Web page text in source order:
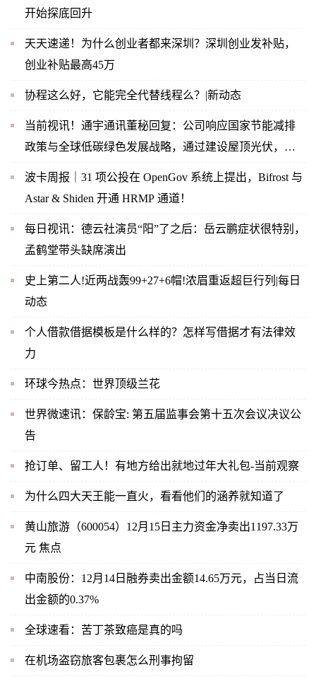
开始探底回升
天天速递！为什么创业者都来深圳？深圳创业发补贴，
创业补贴最高45万
协程这么好，它能完全代替线程么？|新动态
当前视讯！通宇通讯董秘回复：公司响应国家节能减排
政策与全球低碳绿色发展战略，通过建设屋顶光伏，实
波卡周报｜31 项公投在 OpenGov 系统上提出，Bifrost 与
Astar & Shiden 开通 HRMP 通道！
每日视讯：德云社演员“阳”了之后：岳云鹏症状很特别，
孟鹤堂带头缺席演出
史上第二人!近两战轰99+27+6帽!浓眉重返超巨行列|每日
动态
个人借款借据模板是什么样的？怎样写借据才有法律效
力
环球今热点：世界顶级兰花
世界微速讯：保龄宝: 第五届监事会第十五次会议决议公
告
抢订单、留工人！有地方给出就地过年大礼包-当前观察
为什么四大天王能一直火，看看他们的涵养就知道了
黄山旅游（600054）12月15日主力资金净卖出1197.33万
元 焦点
中南股份：12月14日融券卖出金额14.65万元，占当日流
出金额的0.37%
全球速看：苦丁茶致癌是真的吗
在机场盗窃旅客包裹怎么刑事拘留